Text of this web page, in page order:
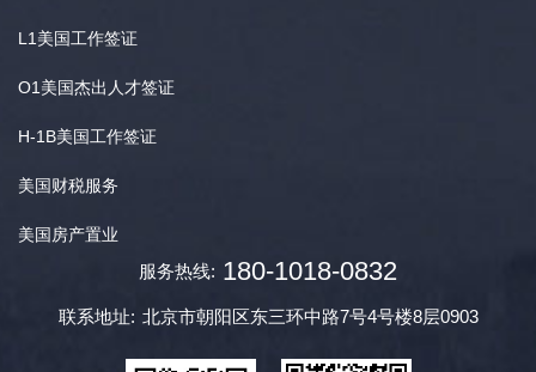
L1美国工作签证
O1美国杰出人才签证
H-1B美国工作签证
美国财税服务
美国房产置业
服务热线: 180-1018-0832
联系地址: 北京市朝阳区东三环中路7号4号楼8层0903